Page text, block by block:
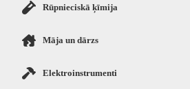
Rūpnieciskā ķīmija
Māja un dārzs
Elektroinstrumenti